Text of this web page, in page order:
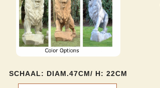
SCHAAL: DIAM.47CM/ H: 22CM